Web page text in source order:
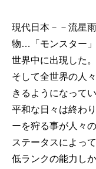
現代日本－－流星
物…「モンスター
世界中に出現した。
そして全世界の人
きるようになってい
平和な日々は終わ
ーを狩る事が人々
ステータスによっ
低ランクの能力し